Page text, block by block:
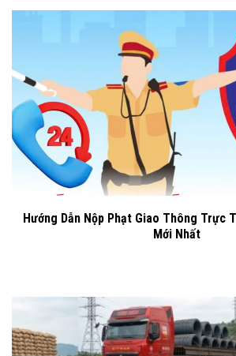
Hướng Dẫn Nộp Phạt Giao Thông Trực
Mới Nhất